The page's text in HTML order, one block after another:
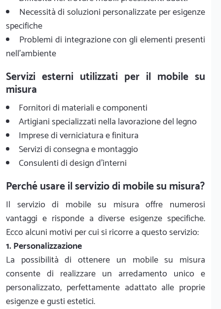
Necessità di soluzioni personalizzate per esigenze
specifiche
Problemi di integrazione con gli elementi presenti
nell'ambiente
Servizi esterni utilizzati per il mobile su
misura
Fornitori di materiali e componenti
Artigiani specializzati nella lavorazione del legno
Imprese di verniciatura e finitura
Servizi di consegna e montaggio
Consulenti di design d'interni
Perché usare il servizio di mobile su misura?
Il servizio di mobile su misura offre numerosi
vantaggi e risponde a diverse esigenze specifiche.
Ecco alcuni motivi per cui si ricorre a questo servizio:
1. Personalizzazione
La possibilità di ottenere un mobile su misura
consente di realizzare un arredamento unico e
personalizzato, perfettamente adattato alle proprie
esigenze e gusti estetici.